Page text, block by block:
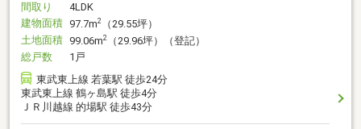
間取り
4LDK
建物面積 97.7m2
（29.55坪）
土地面積 99.06m2
（29.96坪）（登記）
総戸数
1戸
東武東上線 若葉駅 徒歩24分
東武東上線 鶴ヶ島駅 徒歩4分
ＪＲ川越線 的場駅 徒歩43分